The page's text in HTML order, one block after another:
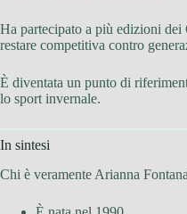
Ha partecipato a più edizioni
restare competitiva contro
È diventata un punto di
lo sport invernale.
In sintesi
Chi è veramente Arianna